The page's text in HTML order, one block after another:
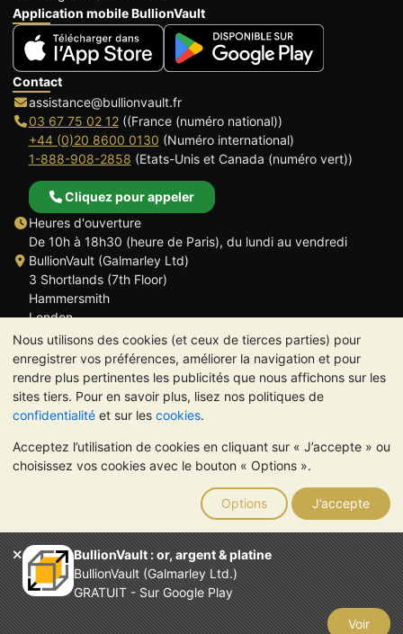
Nous utilisons des cookies (et ceux de tierces parties) pour
enregistrer vos préférences, améliorer la navigation et pour
rendre plus pertinentes les publicités que nous affichons sur les
sites tiers. Pour en savoir plus, lisez nos politiques de
confidentialité et sur les cookies.
Acceptez l’utilisation de cookies en cliquant sur « J’accepte » ou
choisissez vos cookies avec le bouton « Options ».
Options J’accepte
BullionVault : or, argent & platine
BullionVault (Galmarley Ltd.)
GRATUIT - Sur Google Play
Voir
Application mobile BullionVault
Contact
assistance@bullionvault.fr
03 67 75 02 12((France (numéro national))
+44 (0)20 8600 0130 (Numéro international)
1-888-908-2858 (Etats-Unis et Canada (numéro vert))
Cliquez pour appeler
Heures d'ouverture
De 10h à 18h30 (heure de Paris), du lundi au vendredi
BullionVault (Galmarley Ltd)
3 Shortlands (7th Floor)
Hammersmith
London
W6 8DA
ROYAUME UNI
TrustScore 4.6 | 534 avis
VEUILLEZ NOTER: La valeur des métaux précieux peut aussi
bien baisser qu'augmenter. Les tendances historiques ne
garantissent pas l'évolution future des cours. Rien sur les sites
Internet de BullionVault ou dans ses communications ne
constitue un conseil en investissement. Demander l'avis d'un
professionnel est à envisager pour déterminer si la possession
de métaux précieux vous convient.
Entreprise enregistrée en Grande-Bretagne (numéro 4943684)
BullionVault Ltd © 2026